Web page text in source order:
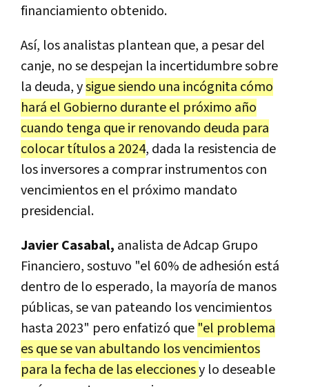
financiamiento obtenido.
Así, los analistas plantean que, a pesar del
canje, no se despejan la incertidumbre sobre
la deuda, ysigue siendo una incógnita cómo
hará el Gobierno durante el próximo año
cuando tenga que ir renovando deuda para
colocar títulos a 2024, dada la resistencia de
los inversores a comprar instrumentos con
vencimientos en el próximo mandato
presidencial.
Javier Casabal, analista de Adcap Grupo
Financiero, sostuvo "el 60% de adhesión está
dentro de lo esperado, la mayoría de manos
públicas, se van pateando los vencimientos
hasta 2023" pero enfatizó que "el problema
es que se van abultando los vencimientos
para la fecha de las eleccionesy lo deseable